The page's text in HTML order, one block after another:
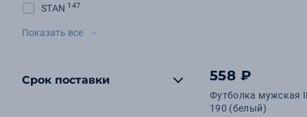
STAN 147
BNC
Показать все
Срок поставки 558 ₽
Футболка мужская
190 (белый)